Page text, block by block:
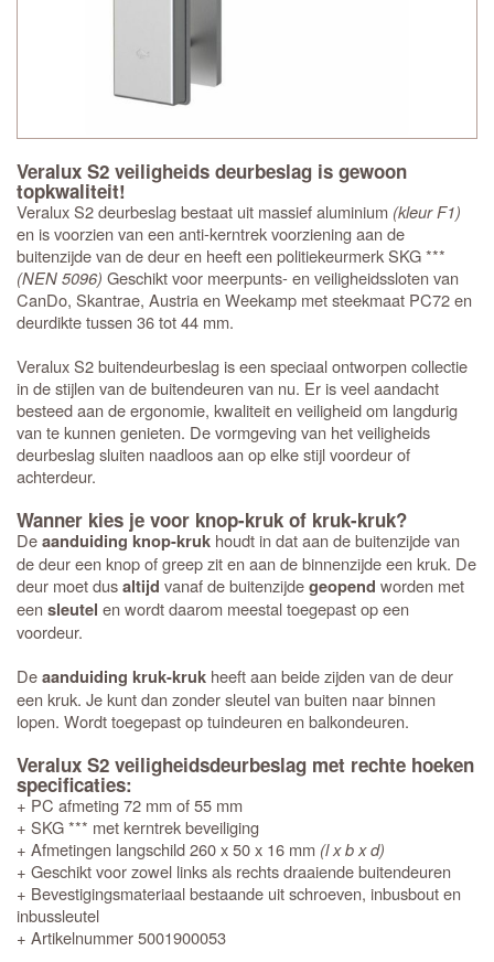
Veralux S2 veiligheids deurbeslag is gewoon
topkwaliteit!
Veralux S2 deurbeslag bestaat uit massief aluminium (kleur F1)
en is voorzien van een anti-kerntrek voorziening aan de
buitenzijde van de deur en heeft een politiekeurmerk SKG ***
(NEN 5096) Geschikt voor meerpunts- en veiligheidssloten van
CanDo, Skantrae, Austria en Weekamp met steekmaat PC72 en
deurdikte tussen 36 tot 44 mm.
Veralux S2 buitendeurbeslag is een speciaal ontworpen collectie
in de stijlen van de buitendeuren van nu. Er is veel aandacht
besteed aan de ergonomie, kwaliteit en veiligheid om langdurig
van te kunnen genieten. De vormgeving van het veiligheids
deurbeslag sluiten naadloos aan op elke stijl voordeur of
achterdeur.
Wanner kies je voor knop-kruk of kruk-kruk?
Deaanduiding knop-kruk houdt in dat aan de buitenzijde van
de deur een knop of greep zit en aan de binnenzijde een kruk. De
deur moet dusaltijd vanaf de buitenzijdegeopend worden met
eensleutel en wordt daarom meestal toegepast op een
voordeur.
Deaanduiding kruk-kruk heeft aan beide zijden van de deur
een kruk. Je kunt dan zonder sleutel van buiten naar binnen
lopen. Wordt toegepast op tuindeuren en balkondeuren.
Veralux S2 veiligheidsdeurbeslag met rechte hoeken
specificaties:
+ PC afmeting 72 mm of 55 mm
+ SKG *** met kerntrek beveiliging
+ Afmetingen langschild 260 x 50 x 16 mm (l x b x d)
+ Geschikt voor zowel links als rechts draaiende buitendeuren
+ Bevestigingsmateriaal bestaande uit schroeven, inbusbout en
inbussleutel
+ Artikelnummer 5001900053